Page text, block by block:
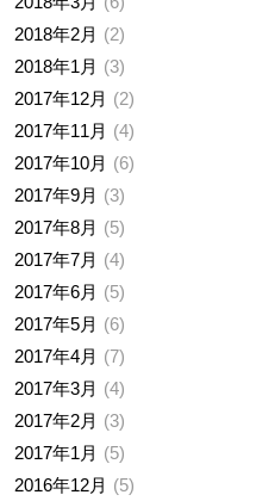
2018年2月
2
2018年1月
3
2017年12月
2
2017年11月
4
2017年10月
6
2017年9月
3
2017年8月
5
2017年7月
4
2017年6月
5
2017年5月
6
2017年4月
7
2017年3月
4
2017年2月
3
2017年1月
5
2016年12月
5